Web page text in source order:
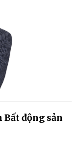
Bất động sản